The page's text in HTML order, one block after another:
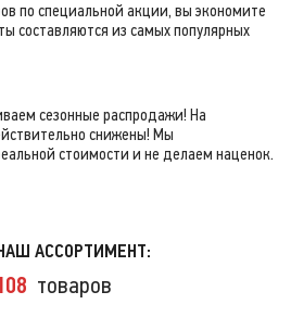
по специальной акции, вы экономите
составляются из самых популярных
сезонные распродажи! На
снижены! Мы
стоимости и не делаем наценок.
АССОРТИМЕНТ:
товаров